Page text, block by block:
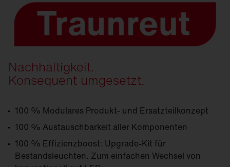
Nachhaltigkeit.
Konsequent umgesetzt.
100 % Modulares Produkt- und Ersatzteilkonzept
100 % Austauschbarkeit aller Komponenten
100 % Effizienzboost: Upgrade-Kit für
Bestandsleuchten. Zum einfachen Wechsel von